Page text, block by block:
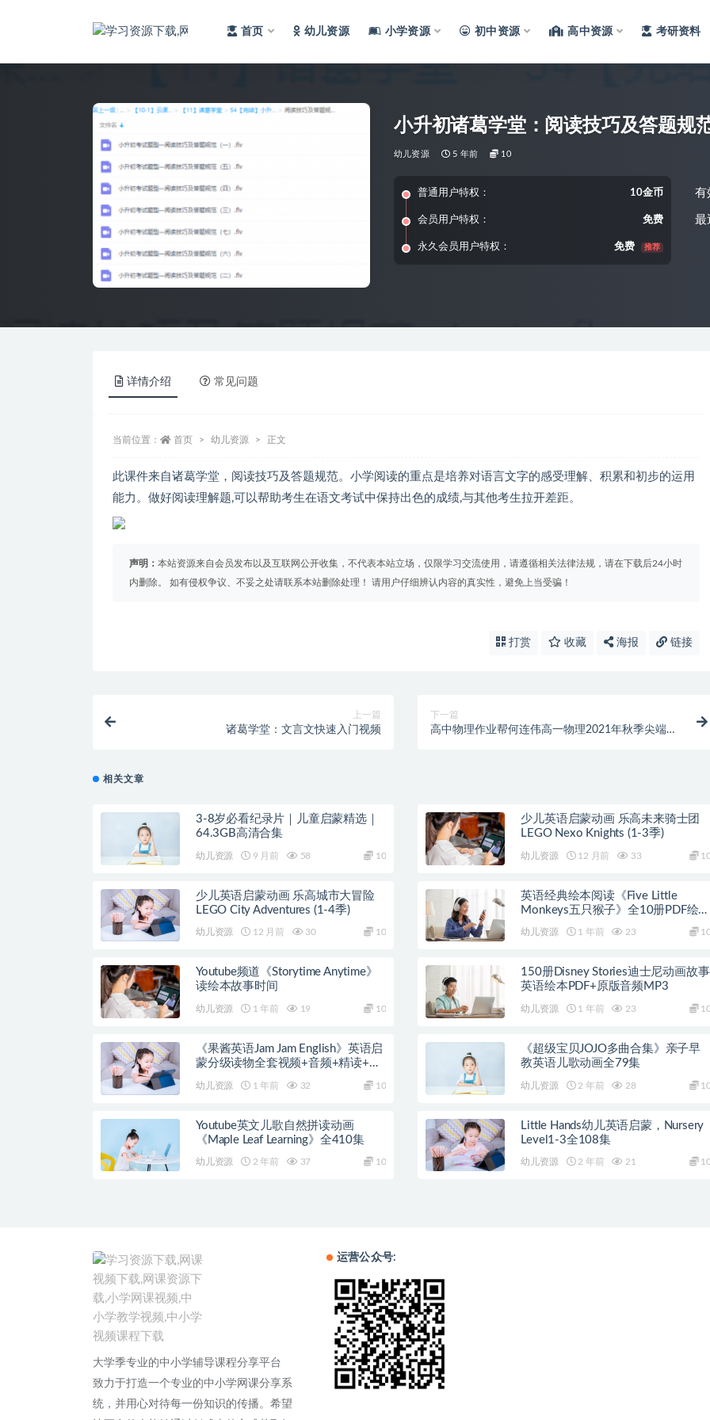
首页 幼儿资源 小学资源 初中资源 高中资源 考研资料
小升初诸葛学堂：阅读技巧及答题规
幼儿资源 5 年前 10
普通用户特权： 10金币
会员用户特权： 免费
永久会员用户特权： 免费 推荐
有
最
详情介绍 常见问题
当前位置： 首页 幼儿资源 正文
此课件来自诸葛学堂，阅读技巧及答题规范。小学阅读的重点是培养对语言文字的感受理解、积累和初步的运用
能力。做好阅读理解题,可以帮助考生在语文考试中保持出色的成绩,与其他考生拉开差距。
声明： 本站资源来自会员发布以及互联网公开收集，不代表本站立场，仅限学习交流使用，请遵循相关法律法规，请在下载后24小时
内删除。 如有侵权争议、不妥之处请联系本站删除处理！ 请用户仔细辨认内容的真实性，避免上当受骗！
打赏 收藏 海报 链接
上一篇
诸葛学堂：文言文快速入门视频
下一篇
高中物理作业帮何连伟高一物理2021年秋季尖端班
相关文章
3-8岁必看纪录片｜儿童启蒙精选｜
64.3GB高清合集
幼儿资源 9 月前 58 10
少儿英语启蒙动画 乐高未来骑士团
LEGO Nexo Knights (1-3季)
幼儿资源 12 月前 33
少儿英语启蒙动画 乐高城市大冒险
LEGO City Adventures (1-4季)
幼儿资源 12 月前 30 10
英语经典绘本阅读《Five Little
Monkeys五只猴子》全10册PDF绘本
幼儿资源 1 年前 23
Youtube频道《Storytime Anytime》
读绘本故事时间
幼儿资源 1 年前 19 10
150册Disney Stories迪士尼动画故事
英语绘本PDF+原版音频MP3
幼儿资源 1 年前 23
《果酱英语Jam Jam English》英语启
蒙分级读物全套视频+音频+精读+教
幼儿资源 1 年前 32 10
《超级宝贝JOJO多曲合集》亲子早
教英语儿歌动画全79集
幼儿资源 2 年前 28
Youtube英文儿歌自然拼读动画
《Maple Leaf Learning》全410集
幼儿资源 2 年前 37 10
Little Hands幼儿英语启蒙，Nursery
Level1-3全108集
幼儿资源 2 年前 21
大学季专业的中小学辅导课程分享平台
致力于打造一个专业的中小学网课分享系
统，并用心对待每一份知识的传播。希望
运营公众号: